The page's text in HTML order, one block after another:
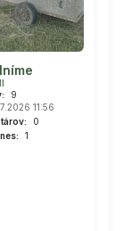
9
11:56
0
1